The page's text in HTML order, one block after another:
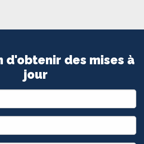
d'obtenir des mises à
jour